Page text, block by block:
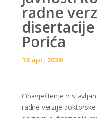
radne
Porića
13 apr, 2026
Obavještenje o
radne verzije